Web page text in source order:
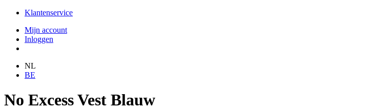
Klantenservice
Mijn account
Inloggen
NL
BE
No Excess Vest Blauw